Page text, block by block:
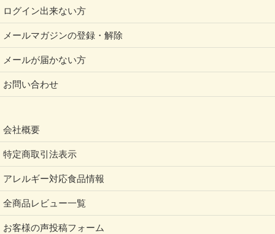
ログイン出来ない方
メールマガジンの登録・解除
メールが届かない方
お問い合わせ
会社概要
特定商取引法表示
アレルギー対応食品情報
全商品レビュー一覧
お客様の声投稿フォーム